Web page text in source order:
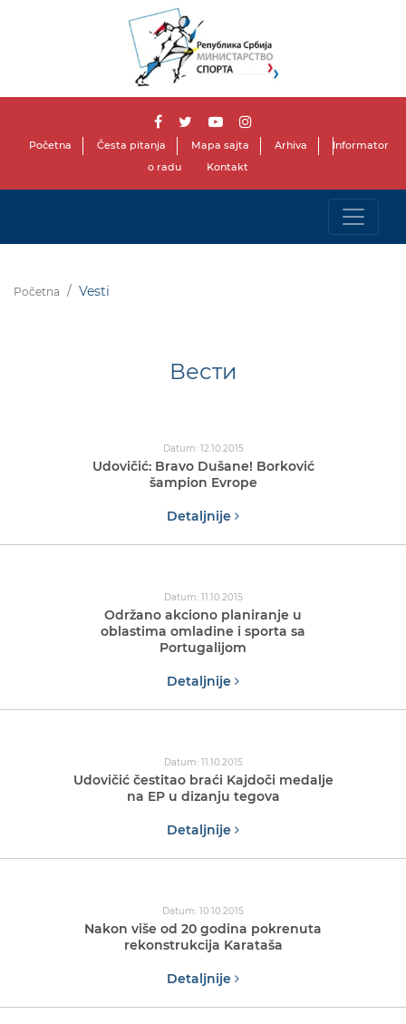
Početna Česta pitanja Mapa sajta Arhiva
Informator
o radu
Kontakt
Početna Vesti
Вести
Datum: 12.10.2015
Udovičić: Bravo Dušane! Borković
šampion Evrope
Detaljnije
Datum: 11.10.2015
Održano akciono planiranje u
oblastima omladine i sporta sa
Portugalijom
Detaljnije
Datum: 11.10.2015
Udovičić čestitao braći Kajdoči medalje
na EP u dizanju tegova
Detaljnije
Datum: 10.10.2015
Nakon više od 20 godina pokrenuta
rekonstrukcija Karataša
Detaljnije